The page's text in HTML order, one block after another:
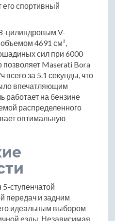
его спортивный
цилиндровым V-
4691 см³,
сил при 6000
позволяет Maserati Bora
всего за 5.1 секунды, что
впечатляющим
работает на бензине
распределенного
оптимальную
ступенчатой
передач и задним
идеальным выбором
езды. Независимая